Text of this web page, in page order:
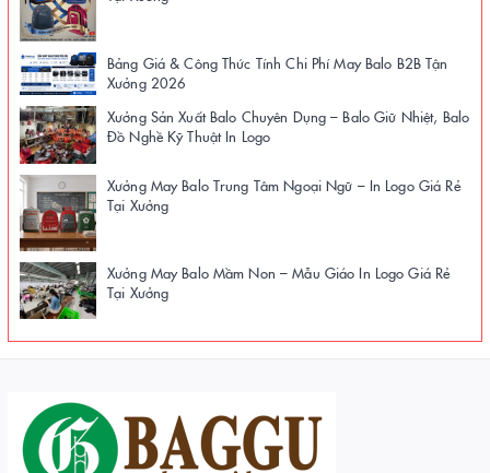
Bảng Giá & Công Thức Tính Chi Phí May Balo B2B Tận
Xưởng 2026
Xưởng Sản Xuất Balo Chuyên Dụng – Balo Giữ Nhiệt, Balo
Đồ Nghề Kỹ Thuật In Logo
Xưởng May Balo Trung Tâm Ngoại Ngữ – In Logo Giá Rẻ
Tại Xưởng
Xưởng May Balo Mầm Non – Mẫu Giáo In Logo Giá Rẻ
Tại Xưởng